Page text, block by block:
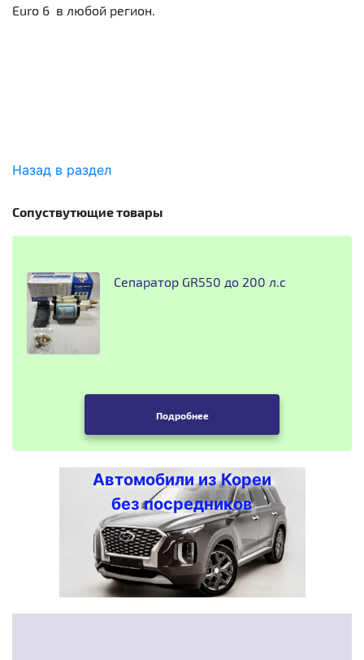
Euro 6 в любой регион.
Назад в раздел
Сопуствутющие товары
Сепаратор GR550 до 200 л.с
Подробнее
Автомобили из Кореи
без посредников